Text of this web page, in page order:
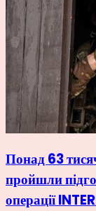
Понад 63
пройшли
операції